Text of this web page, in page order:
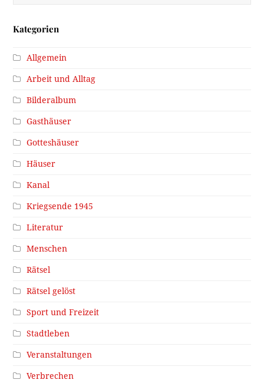
Kategorien
Allgemein
Arbeit und Alltag
Bilderalbum
Gasthäuser
Gotteshäuser
Häuser
Kanal
Kriegsende 1945
Literatur
Menschen
Rätsel
Rätsel gelöst
Sport und Freizeit
Stadtleben
Veranstaltungen
Verbrechen